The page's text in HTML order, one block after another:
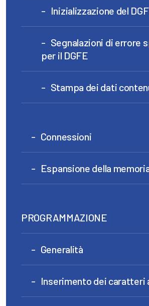
Inizializzazione del
Segnalazioni di errore
per il DGFE
Stampa dei dati
Connessioni
Espansione della
PROGRAMMAZIONE
Generalità
Inserimento dei caratteri